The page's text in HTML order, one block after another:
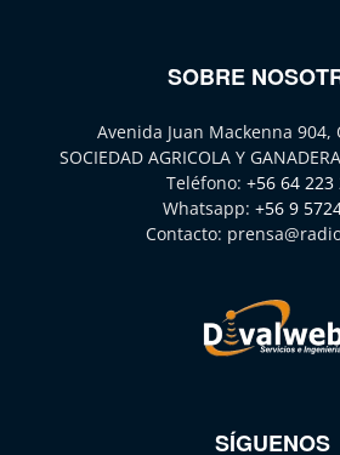
SOBRE
Avenida Juan Mackenna 904,
SOCIEDAD AGRICOLA Y
Teléfono: +56 64 223
Whatsapp: +56 9
Contacto:
SÍGUENOS